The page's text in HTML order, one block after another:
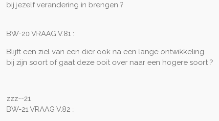
bij jezelf verandering in brengen ?
BW-20 VRAAG V.81 :
Blijft een ziel van een dier ook na een lange ontwikkeling
bij zijn soort of gaat deze ooit over naar een hogere soort ?
zzz--21
BW-21 VRAAG V.82 :